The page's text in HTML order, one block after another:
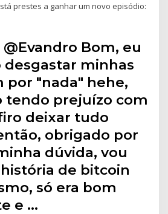
prestes a ganhar um novo episódio:
@Evandro Bom, eu
desgastar minhas
por "nada" hehe,
tendo prejuízo com
deixar tudo
obrigado por
dúvida, vou
de bitcoin
só era bom
e …